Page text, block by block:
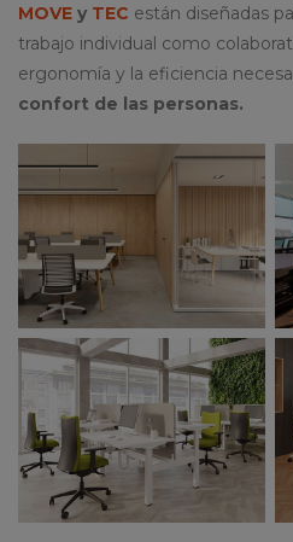
MOVE y TEC están diseñadas
trabajo individual como
ergonomía y la eficiencia
confort de las personas.